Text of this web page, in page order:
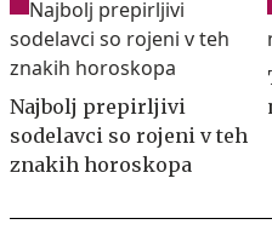
Najbolj prepirljivi
sodelavci so rojeni v teh
znakih horoskopa